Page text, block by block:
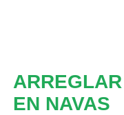
EN NAVAS